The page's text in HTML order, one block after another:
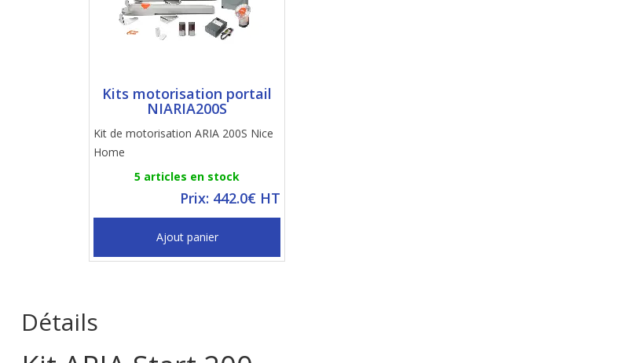
Kits motorisation portail
NIARIA200S
Kit de motorisation ARIA 200S Nice
Home
5 articles en stock
Prix: 442.0€ HT
Ajout panier
Détails